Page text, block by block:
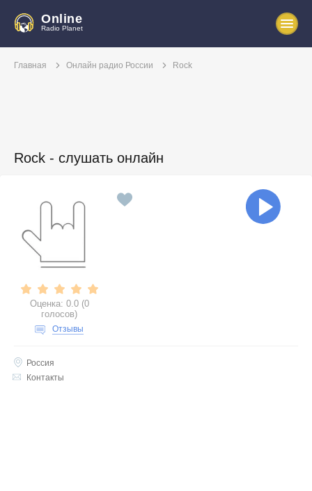
Online
Radio Planet
Главная Онлайн радио России Rock
Rock - слушать онлайн
Оценка: 0.0 (0
голосов)
Отзывы
Россия
Контакты